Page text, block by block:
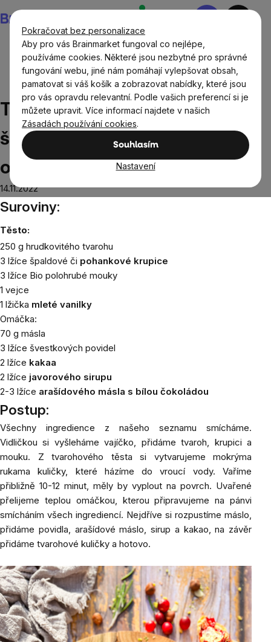
Pokračovat bez personalizace
Aby pro vás Brainmarket fungoval co nejlépe,
používáme cookies. Některé jsou nezbytné pro správné
fungování webu, jiné nám pomáhají vylepšovat obsah,
pamatovat si váš košík a zobrazovat nabídky, které jsou
pro vás opravdu relevantní. Podle vašich preferencí si je
můžete upravit. Více informací najdete v našich
Zásadách používání cookies.
Souhlasím
Nastavení
na
obsah
Nákupní
Recepty Sladké recepty
Tvarohové kuličky se
švestkově - kakaovou omáčkou
Tvarohové kuličky se
švestkově - kakaovou
omáčkou
14.11.2022
Suroviny:
Těsto:
250 g hrudkovitého tvarohu
3 lžíce špaldové či pohankové krupice
3 lžíce Bio polohrubé mouky
1 vejce
1 lžička mleté vanilky
Omáčka:
70 g másla
3 lžíce švestkových povidel
2 lžíce kakaa
2 lžíce javorového sirupu
2-3 lžíce arašídového másla s bílou čokoládou
Postup:
Všechny ingredience z našeho seznamu smícháme.
Vidličkou si vyšleháme vajíčko, přidáme tvaroh, krupici a
mouku. Z tvarohového těsta si vytvarujeme mokrýma
rukama kuličky, které házíme do vroucí vody. Vaříme
přibližně 10-12 minut, měly by vyplout na povrch. Uvařené
přelijeme teplou omáčkou, kterou připravujeme na pánvi
smícháním všech ingrediencí. Nejdříve si rozpustíme máslo,
přidáme povidla, arašídové máslo, sirup a kakao, na závěr
přidáme tvarohové kuličky a hotovo.